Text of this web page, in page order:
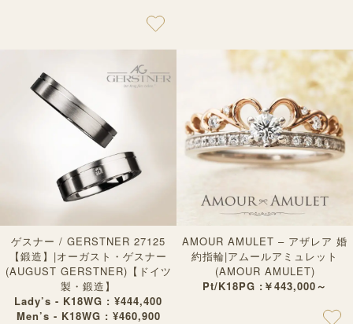
ゲスナー / GERSTNER 27125
【鍛造】|オーガスト・ゲスナー
(AUGUST GERSTNER)【ドイツ
製・鍛造】
Lady’s - K18WG : ¥444,400
Men’s - K18WG : ¥460,900
AMOUR AMULET – アザレア 婚
約指輪|アムールアミュレット
(AMOUR AMULET)
Pt/K18PG :￥443,000～